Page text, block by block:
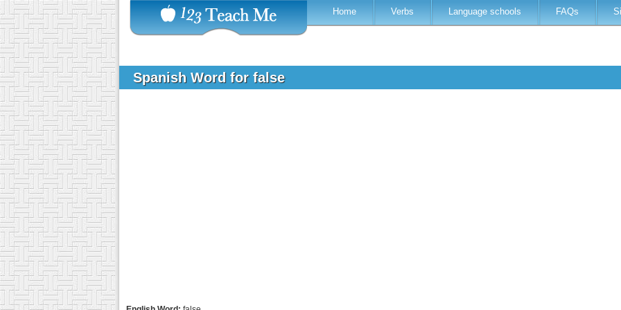
Home Verbs Language schools FAQs
Spanish Word for false